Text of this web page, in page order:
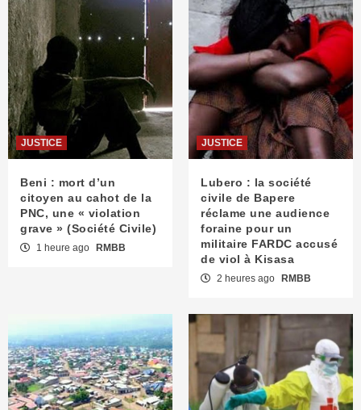
JUSTICE
Beni : mort d’un
citoyen au cahot de la
PNC, une « violation
grave » (Société Civile)
1 heure ago RMBB
JUSTICE
Lubero : la société
civile de Bapere
réclame une audience
foraine pour un
militaire FARDC accusé
de viol à Kisasa
2 heures ago RMBB